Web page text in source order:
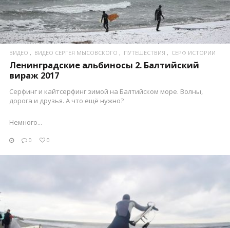
ВИДЕО ВИДЕО СЕРГЕЯ МЫСОВСКОГО ПУТЕШЕСТВИЯ СЕРФ ИСТОРИИ
Ленинградские альбиносы 2. Балтийский
вираж 2017
Серфинг и кайтсерфинг зимой на Балтийском море. Волны,
дорога и друзья. А что ещё нужно?
Немного...
0 0
ПОСМОТРЕТЬ